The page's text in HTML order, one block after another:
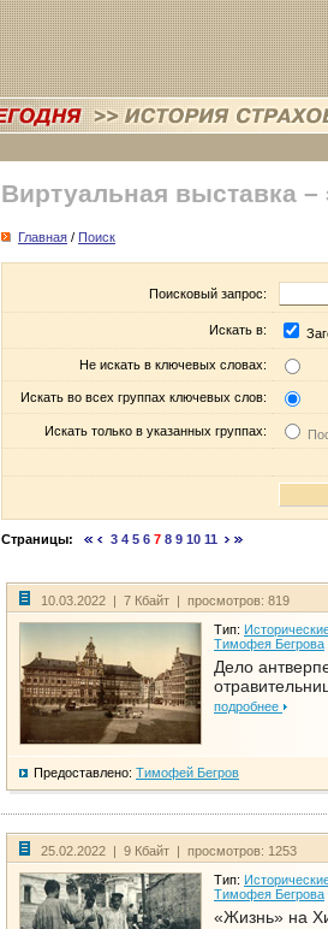
Виртуальная выставка –
Главная / Поиск
Поисковый запрос:
Искать в:
Не искать в ключевых словах:
Искать во всех группах ключевых слов:
Искать только в указанных группах:
Страницы: 3 4 5 6 7 8 9 10 11
10.03.2022 | 7 Кбайт | просмотров: 819
Тип:
Тимофея Бегрова
Дело
подробнее
Предоставлено: Тимофей Бегров
25.02.2022 | 9 Кбайт | просмотров: 1253
Тип:
Тимофея Бегрова
«Жизнь» на